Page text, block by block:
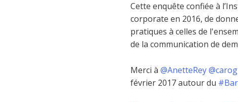
Cette enquête confiée à
corporate en 2016, de
pratiques à celles de
de la communication de
Merci à @AnetteRey
février 2017 autour du